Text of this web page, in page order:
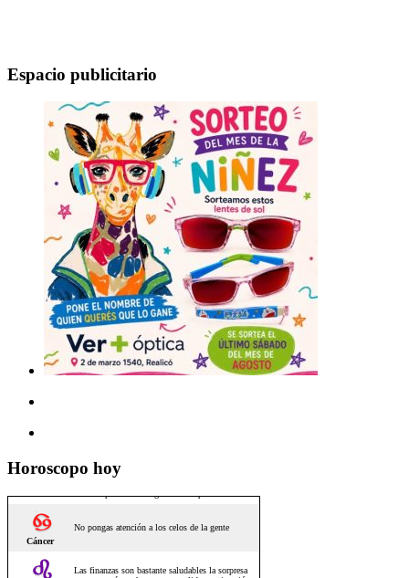
Espacio publicitario
Horoscopo hoy